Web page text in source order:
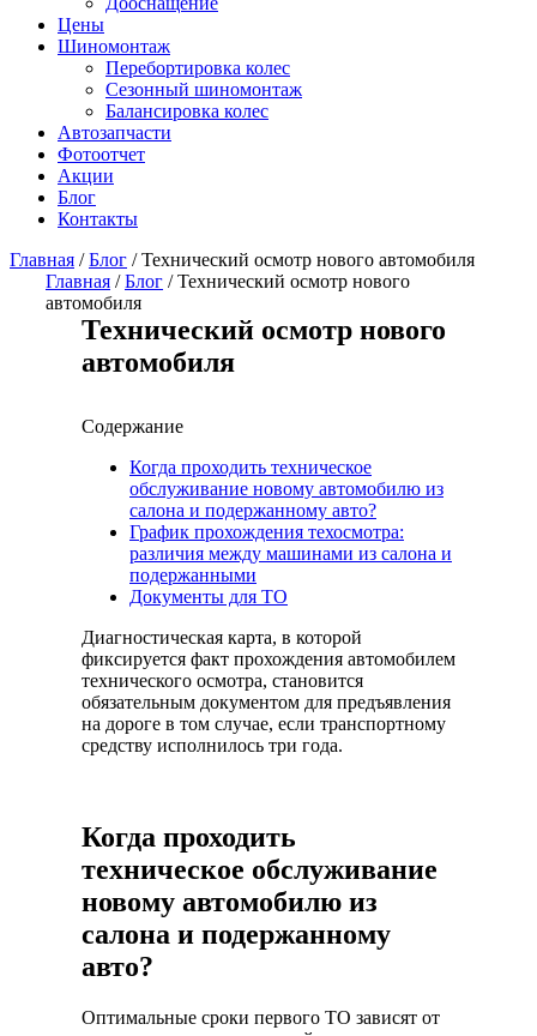
Цены
Шиномонтаж
Перебортировка колес
Сезонный шиномонтаж
Балансировка колес
Автозапчасти
Фотоотчет
Акции
Блог
Контакты
Главная /Блог /Технический осмотр нового автомобиля
Главная /Блог /Технический осмотр нового
автомобиля
Технический осмотр нового
автомобиля
Содержание
Когда проходить техническое
обслуживание новому автомобилю из
салона и подержанному авто?
График прохождения техосмотра:
различия между машинами из салона и
подержанными
Документы для ТО
Диагностическая карта, в которой
фиксируется факт прохождения автомобилем
технического осмотра, становится
обязательным документом для предъявления
на дороге в том случае, если транспортному
средству исполнилось три года.
Когда проходить
техническое обслуживание
новому автомобилю из
салона и подержанному
авто?
Оптимальные сроки первого ТО зависят от